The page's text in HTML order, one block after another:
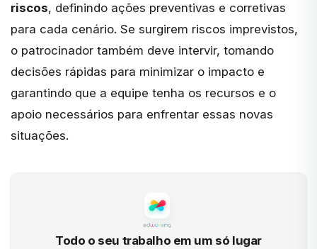
riscos, definindo ações preventivas e corretivas
para cada cenário. Se surgirem riscos imprevistos,
o patrocinador também deve intervir, tomando
decisões rápidas para minimizar o impacto e
garantindo que a equipe tenha os recursos e o
apoio necessários para enfrentar essas novas
situações.
Todo o seu trabalho em um só lugar